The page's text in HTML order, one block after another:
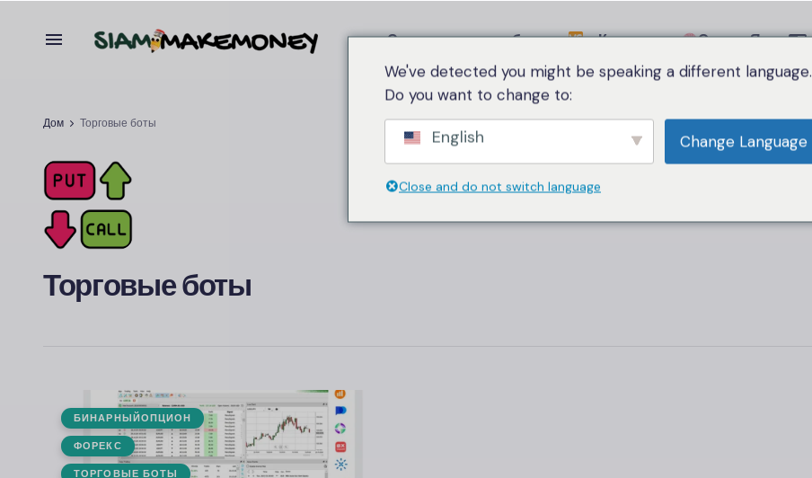
Сравнительная таблица Категория О нас Язык
Дом Торговые боты
Торговые боты
БИНАРНЫЙОПЦИОН
ФОРЕКС
ТОРГОВЫЕ БОТЫ
We've detected you might be speaking a different language.
Do you want to change to:
English Change Language
Close and do not switch language